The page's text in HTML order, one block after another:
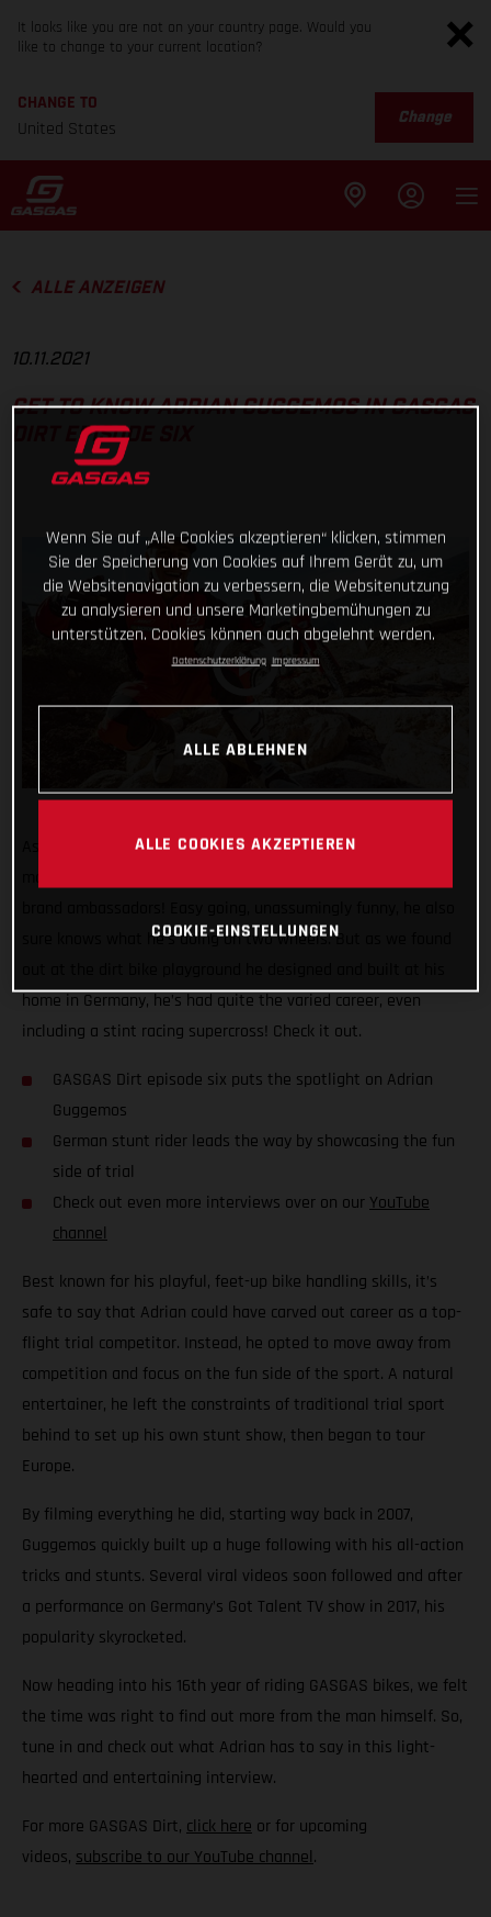
It looks like you are not on your country page. Would you
like to change to your current location?
CHANGE TO
United States
Change
ALLE ANZEIGEN
10.11.2021
GET TO KNOW ADRIAN GUGGEMOS IN GASGAS
DIRT EPISODE SIX
As riders go, Adrian Guggemos is pretty much the perfect
sure knows what he’s doing on two wheels. But as we found
home in Germany, he’s had quite the varied career, even
including a stint racing supercross! Check it out.
GASGAS Dirt episode six puts the spotlight on Adrian
Guggemos
German stunt rider leads the way by showcasing the fun
side of trial
Check out even more interviews over on ourYouTube
channel
Best known for his playful, feet-up bike handling skills, it’s
safe to say that Adrian could have carved out career as a top-
flight trial competitor. Instead, he opted to move away from
competition and focus on the fun side of the sport. A natural
entertainer, he left the constraints of traditional trial sport
behind to set up his own stunt show, then began to tour
Europe.
By filming everything he did, starting way back in 2007,
Guggemos quickly built up a huge following with his all-action
tricks and stunts. Several viral videos soon followed and after
a performance on Germany’s Got Talent TV show in 2017, his
popularity skyrocketed.
Now heading into his 16th year of riding GASGAS bikes, we felt
the time was right to find out more from the man himself. So,
tune in and check out what Adrian has to say in this light-
hearted and entertaining interview.
For more GASGAS Dirt, click here or for upcoming
videos, subscribe to our YouTube channel.
Wenn Sie auf „Alle Cookies akzeptieren“ klicken, stimmen
Sie der Speicherung von Cookies auf Ihrem Gerät zu, um
die Websitenavigation zu verbessern, die Websitenutzung
zu analysieren und unsere Marketingbemühungen zu
unterstützen. Cookies können auch abgelehnt werden.
Datenschutzerklärung Impressum
ALLE ABLEHNEN
ALLE COOKIES AKZEPTIEREN
COOKIE-EINSTELLUNGEN